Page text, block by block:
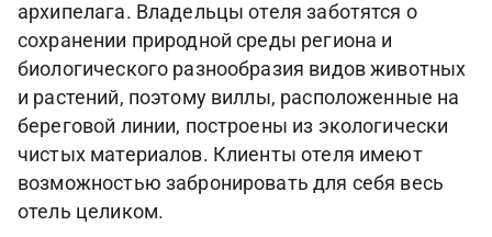
архипелага. Владельцы отеля заботятся о
сохранении природной среды региона и
биологического разнообразия видов животных
и растений, поэтому виллы, расположенные на
береговой линии, построены из экологически
чистых материалов. Клиенты отеля имеют
возможностью забронировать для себя весь
отель целиком.